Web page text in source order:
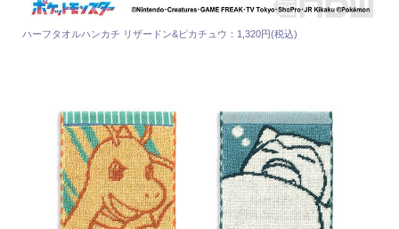
ハーフタオルハンカチ リザードン&ピカチュウ：1,320円(税込)